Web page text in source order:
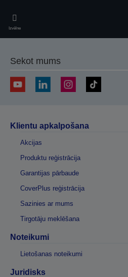
main
content
Izvēlne
Sekot mums
Klientu apkalpošana
Akcijas
Produktu reģistrācija
Garantijas pārbaude
CoverPlus reģistrācija
Sazinies ar mums
Tirgotāju meklēšana
Noteikumi
Lietošanas noteikumi
Juridisks